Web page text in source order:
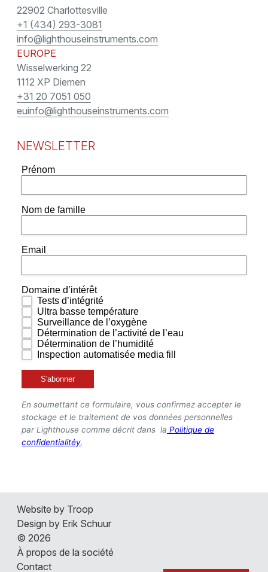
À propos de la société
Contact
Actualités et événements
Carrières
22902 Charlottesville
+1 (434) 293-3081
info@lighthouseinstruments.com
EUROPE
Wisselwerking 22
1112 XP Diemen
+31 20 7051 050
euinfo@lighthouseinstruments.com
NEWSLETTER
Website by Troop
Design by Erik Schuur
© 2026
À propos de la société
Contact